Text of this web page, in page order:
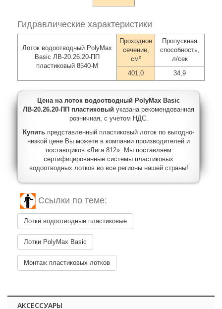
Гидравлические характеристики
Лоток водоотводный PolyMax
Basic ЛВ-20.26.20-ПП
пластиковый 8540-М
Проходное
сечение,
см²
Пропускная
способность,
л/сек
401,0
34,9
Цена на лоток водоотводный PolyMax Basic
ЛВ-20.26.20-ПП пластиковый указана рекомендованная
розничная, с учетом НДС.
Купить представленный пластиковый лоток по выгодно-
низкой цене Вы можете в компании производителей и
поставщиков «Лига 812». Мы поставляем
сертифицированные системы пластиковых
водоотводных лотков во все регионы нашей страны!
Ссылки по теме:
Лотки водоотводные пластиковые
Лотки PolyMax Basic
Монтаж пластиковых лотков
АКСЕССУАРЫ